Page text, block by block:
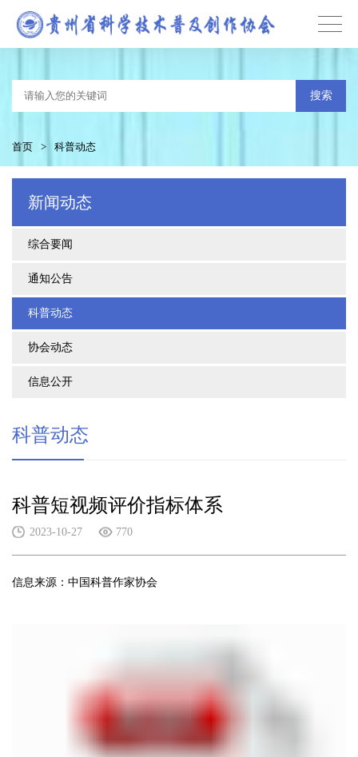
搜索
首页 > 科普动态
新闻动态
综合要闻
通知公告
科普动态
协会动态
信息公开
科普动态
科普短视频评价指标体系
2023-10-27 770
信息来源：中国科普作家协会